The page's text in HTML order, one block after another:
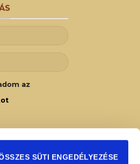
SÜTI ENGEDÉLYEZÉSE
az
és Ön is az elsők